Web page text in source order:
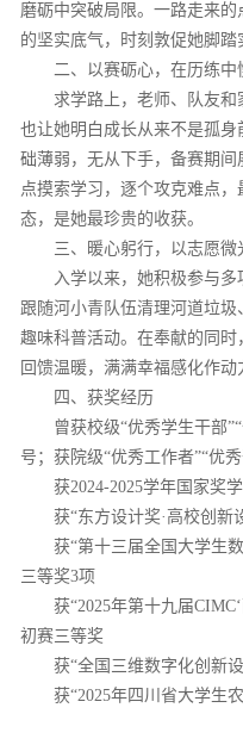
磨砺中突破局限。一路走来
的坚实底气，时刻敦促她脚踏
二、以赛砺心，在历练中
求学路上，老师、队友和
也让她明白成长从来不是孤
础薄弱，无从下手，备赛期
点摸索学习，逐个攻克难点
态，是她最珍贵的收获。
三、暖心躬行，以志愿微
入学以来，她积极参与多
跟随河小青队伍清理河道垃
趣味科普活动。在奉献的同
回馈温暖，满满幸福感化作动
四、获奖经历
曾获校级“优秀学生干部
号；获院级“优秀工作者”“优秀
获2024-2025学年国家奖
获“东方设计奖·高校创新
获“第十三届全国大学生
三等奖3项
获“2025年第十九届
初赛三等奖
获“全国三维数字化创新
获“2025年四川省大学生